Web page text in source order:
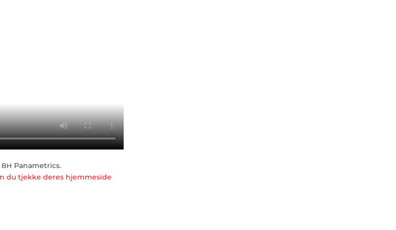
BH Panametrics.
du tjekke deres hjemmeside